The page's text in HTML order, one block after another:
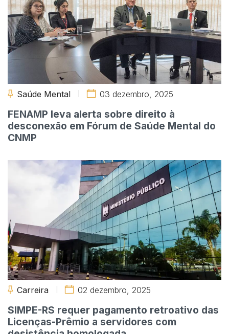
Saúde Mental 03 dezembro, 2025
FENAMP leva alerta sobre direito à
desconexão em Fórum de Saúde Mental do
CNMP
Carreira 02 dezembro, 2025
SIMPE-RS requer pagamento retroativo das
Licenças-Prêmio a servidores com